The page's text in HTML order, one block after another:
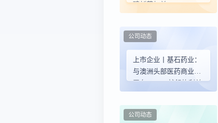
磅新药权益
上市企业丨基石药业：
与澳洲头部医药商业化
平台Arrotex就舒格利单
公司动态
公司动态